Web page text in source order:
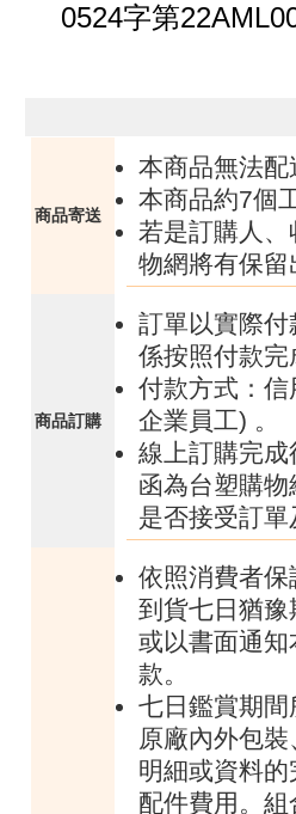
0524字第
商品寄送
本商品無法配
本商品約7個
若是訂購人
物網將有保
商品訂購
訂單以實際
係按照付款
付款方式：
企業員工) 。
線上訂購完
函為台塑購
是否接受訂
依照消費者
到貨七日猶
或以書面通
款。
七日鑑賞期
原廠內外包
明細或資料
配件費用。